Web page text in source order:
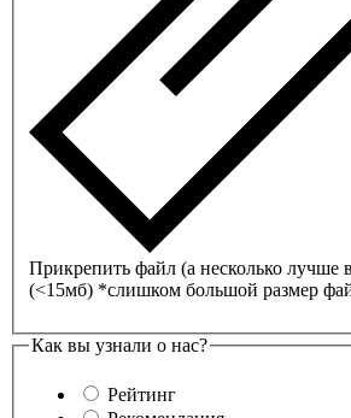
Прикрепить файл (а несколько лучше в
(<15мб) *слишком большой размер
Как вы узнали о нас?
Рейтинг